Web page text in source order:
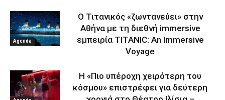
Agenda
Ο Τιτανικός «ζωντανεύει» στην
Αθήνα με τη διεθνή immersive
εμπειρία TITANIC: An Immersive
Voyage
Η «Πιο υπέροχη χειρότερη του
κόσμου» επιστρέφει για δεύτερη